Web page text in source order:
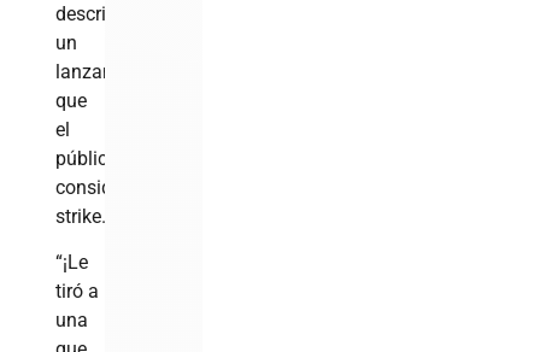
describir
un
lanzamiento
que
el
público
consideraba
strike.
“¡Le
tiró a
una